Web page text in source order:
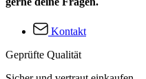
Kontakt
Geprüfte Qualität